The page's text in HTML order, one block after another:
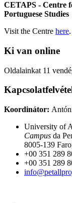
CETAPS - Centre
Portuguese Studies
Visit the Centre here.
Ki van online
Oldalainkat 11
Koordinátor:
University of
Campus da
8005-139
+00 351 289
+00 351 289